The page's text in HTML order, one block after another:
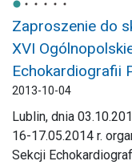
Zaproszenie do
XVI
Echokardiografii
2013-10-04
Lublin, dnia
16-17.05.2014 r.
Sekcji